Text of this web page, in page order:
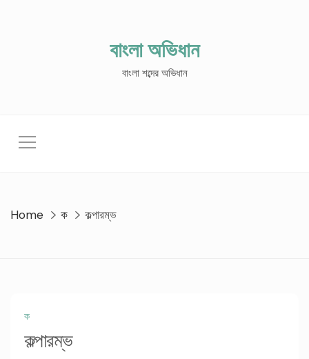
বাংলা অভিধান
বাংলা শব্দের অভিধান
Home ক কল্পারম্ভ
ক
কল্পারম্ভ